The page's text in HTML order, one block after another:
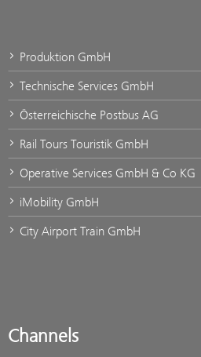
Produktion GmbH
Technische Services GmbH
Österreichische Postbus AG
Rail Tours Touristik GmbH
Operative Services GmbH & Co KG
iMobility GmbH
City Airport Train GmbH
Channels